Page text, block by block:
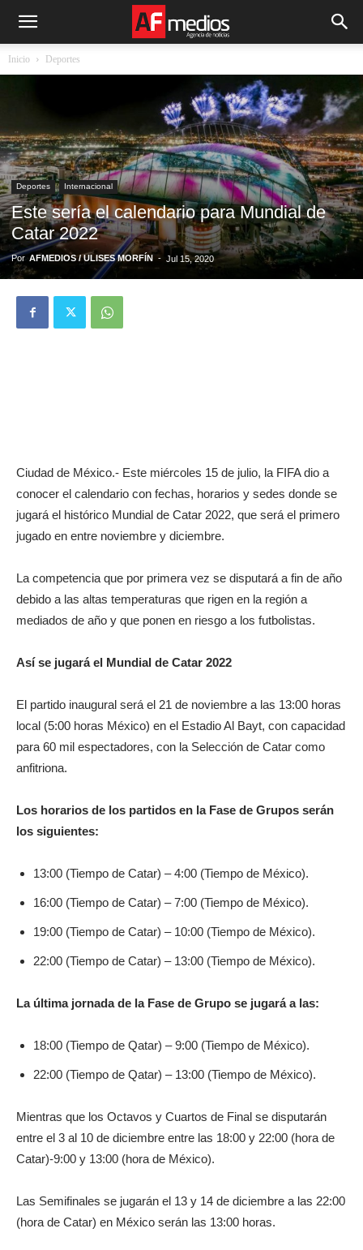
Inicio Deportes
Deportes Internacional
Este sería el calendario para Mundial de
Catar 2022
Por AFMEDIOS / ULISES MORFÍN - Jul 15, 2020
Ciudad de México.- Este miércoles 15 de julio, la FIFA dio a
conocer el calendario con fechas, horarios y sedes donde se
jugará el histórico Mundial de Catar 2022, que será el primero
jugado en entre noviembre y diciembre.
La competencia que por primera vez se disputará a fin de año
debido a las altas temperaturas que rigen en la región a
mediados de año y que ponen en riesgo a los futbolistas.
Así se jugará el Mundial de Catar 2022
El partido inaugural será el 21 de noviembre a las 13:00 horas
local (5:00 horas México) en el Estadio Al Bayt, con capacidad
para 60 mil espectadores, con la Selección de Catar como
anfitriona.
Los horarios de los partidos en la Fase de Grupos serán
los siguientes:
13:00 (Tiempo de Catar) – 4:00 (Tiempo de México).
16:00 (Tiempo de Catar) – 7:00 (Tiempo de México).
19:00 (Tiempo de Catar) – 10:00 (Tiempo de México).
22:00 (Tiempo de Catar) – 13:00 (Tiempo de México).
La última jornada de la Fase de Grupo se jugará a las:
18:00 (Tiempo de Qatar) – 9:00 (Tiempo de México).
22:00 (Tiempo de Qatar) – 13:00 (Tiempo de México).
Mientras que los Octavos y Cuartos de Final se disputarán
entre el 3 al 10 de diciembre entre las 18:00 y 22:00 (hora de
Catar)-9:00 y 13:00 (hora de México).
Las Semifinales se jugarán el 13 y 14 de diciembre a las 22:00
(hora de Catar) en México serán las 13:00 horas.